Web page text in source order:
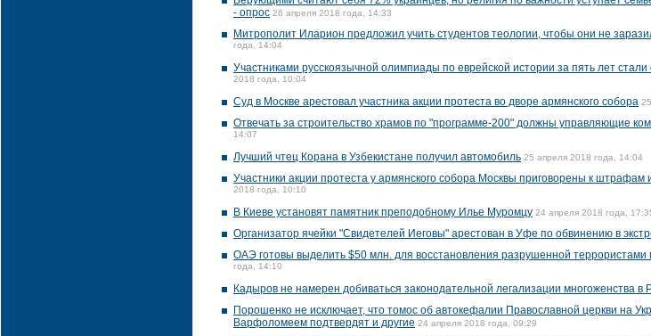
- опрос 26 апреля 2018 года, 14:33
Митрополит Иларион предложил учить студентов теологии, чтобы они не
года, 14:04
Участниками русскоязычной олимпиады по еврейской истории за пять лет
2018 года, 10:04
Суд в Москве арестовал участника акции протеста во дворе армянского собора
Отвечать за строительство храмов по "программе-200" должны управляющие
14:07
Лучший чтец Корана в Узбекистане получил автомобиль 25 апреля 2018 года, 14:04
Участники акции протеста у армянского собора Москвы приговорены к
2018 года, 10:10
В Киеве установят памятник преподобному Илье Муромцу 24 апреля 2018 года,
Организатор ячейки "Свидетелей Иеговы" арестован в Уфе по обвинению в
ОАЭ готовы выделить $50 млн. для восстановления разрушенной террористами
года, 14:10
Кадыров не намерен добиваться законодательной легализации многоженства в
Порошенко не исключает, что томос об автокефалии Православной церкви на
Варфоломеем подтвердят и другие 24 апреля 2018 года, 09:29